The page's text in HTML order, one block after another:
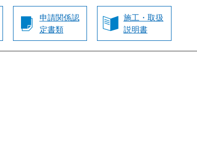
申請関係認
定書類
施工・取扱
説明書